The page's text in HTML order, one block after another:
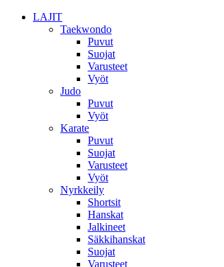
LAJIT
Taekwondo
Puvut
Suojat
Varusteet
Vyöt
Judo
Puvut
Vyöt
Karate
Puvut
Suojat
Varusteet
Vyöt
Nyrkkeily
Shortsit
Hanskat
Jalkineet
Säkkihanskat
Suojat
Varusteet